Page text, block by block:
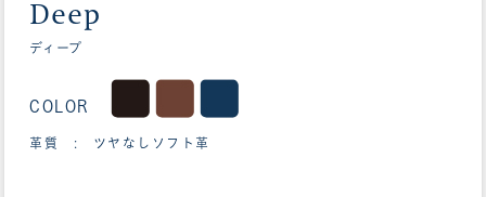
Deep
ディープ
COLOR
革質 : ツヤなしソフト革